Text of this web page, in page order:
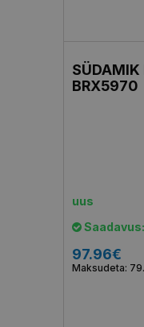
SÜDAMIK
BRX5970
uus
97.96€
Maksudeta: